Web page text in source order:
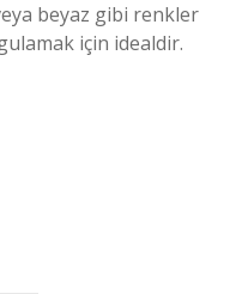
beyaz gibi renkler
için idealdir.